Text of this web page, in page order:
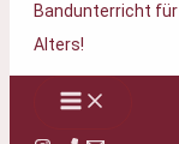
Bandunterricht
Alters!